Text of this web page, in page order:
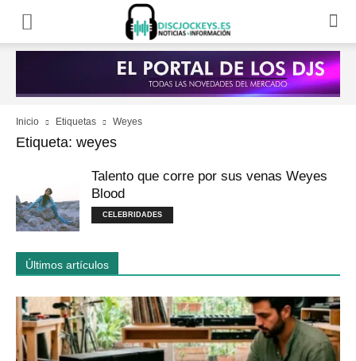
Inicio Etiquetas Weyes
Etiqueta: weyes
Talento que corre por sus venas Weyes
Blood
CELEBRIDADES
Últimos artículos